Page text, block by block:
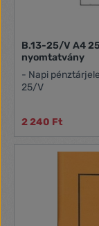
B.13-25/V A4
nyomtatvány
- Napi
25/V
2 240 Ft